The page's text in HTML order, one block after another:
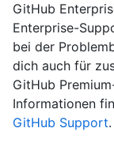
GitHub
Enterprise-
bei der
dich auch für
GitHub
Informationen
GitHub Support.